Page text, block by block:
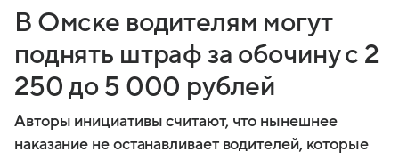
В Омске водителям могут
поднять штраф за обочину с 2
250 до 5 000 рублей
Авторы инициативы считают, что нынешнее
наказание не останавливает водителей, которые